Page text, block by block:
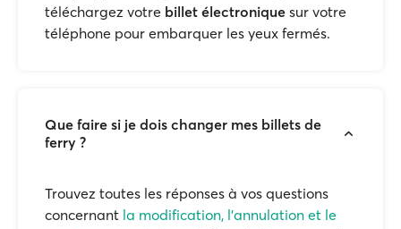
téléchargez votre billet électronique sur votre
téléphone pour embarquer les yeux fermés.
Que faire si je dois changer mes billets de
ferry ?
Trouvez toutes les réponses à vos questions
concernant la modification, l'annulation et le